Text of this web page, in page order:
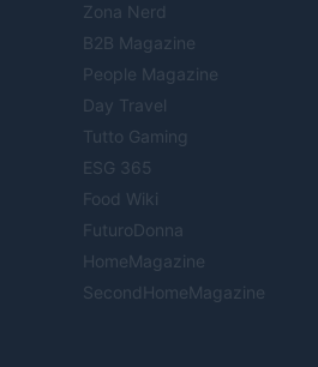
Zona Nerd
B2B Magazine
People Magazine
Day Travel
Tutto Gaming
ESG 365
Food Wiki
FuturoDonna
HomeMagazine
SecondHomeMagazine